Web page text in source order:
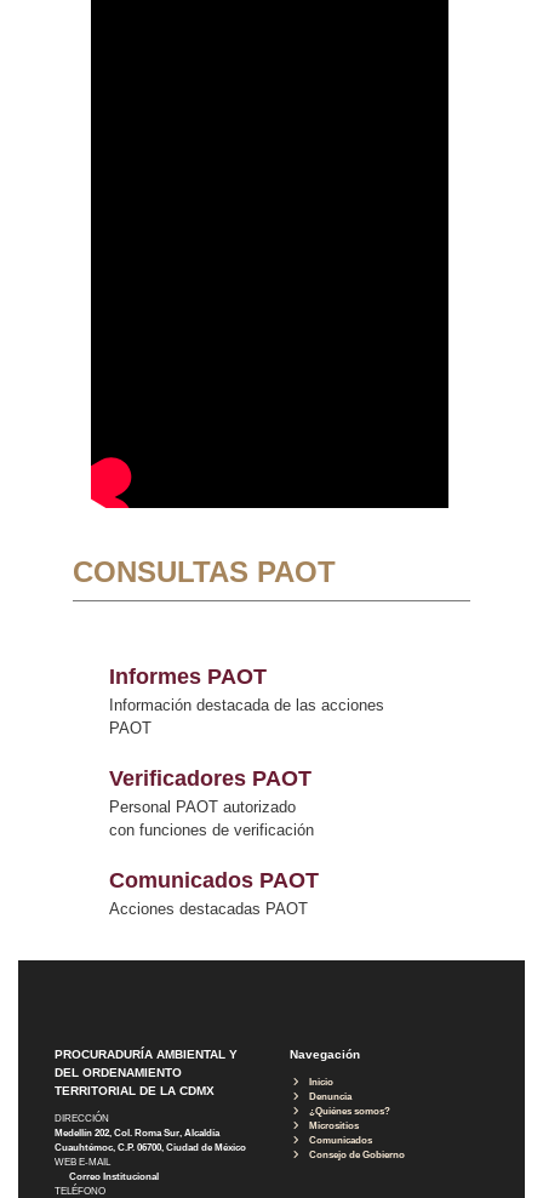
CONSULTAS PAOT
Informes PAOT
Información destacada de las acciones
PAOT
Verificadores PAOT
Personal PAOT autorizado
con funciones de verificación
Comunicados PAOT
Acciones destacadas PAOT
PROCURADURÍA AMBIENTAL Y
DEL ORDENAMIENTO
TERRITORIAL DE LA CDMX
DIRECCIÓN
Medellín 202, Col. Roma Sur, Alcaldía
Cuauhtémoc, C.P. 06700, Ciudad de México
WEB E-MAIL
Correo Institucional
TELÉFONO
Navegación
Inicio
Denuncia
¿Quiénes somos?
Micrositios
Comunicados
Consejo de Gobierno